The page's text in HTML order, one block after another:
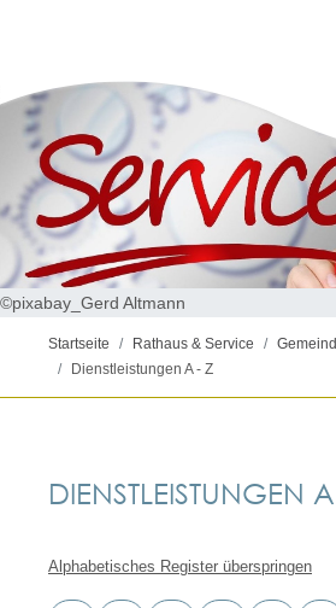
©pixabay_Gerd Altmann
Startseite Rathaus & Service
Dienstleistungen A - Z
DIENSTLEISTUNGEN
Alphabetisches Register überspringen